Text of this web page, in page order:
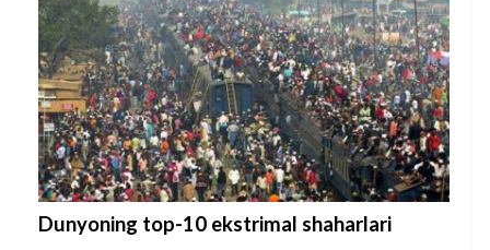
Dunyoning top-10 ekstrimal shaharlari